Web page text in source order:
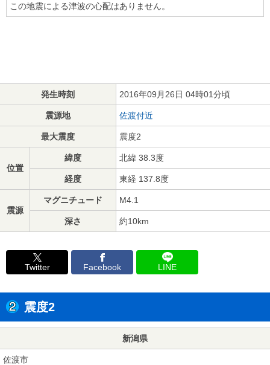
この地震による津波の心配はありません。
発生時刻 2016年09月26日 04時01分頃
震源地 佐渡付近
最大震度 震度2
位置
緯度 北緯 38.3度
経度 東経 137.8度
震源
マグニチュード M4.1
深さ 約10km
Twitter Facebook LINE
震度2
新潟県
佐渡市